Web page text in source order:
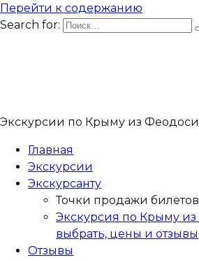
Перейти к содержанию
Search for:
Экскурсии по Крыму из
Главная
Экскурсии
Экскурсанту
Точки продажи билетов
Экскурсия по Крыму
выбрать, цены и отзывы
Отзывы